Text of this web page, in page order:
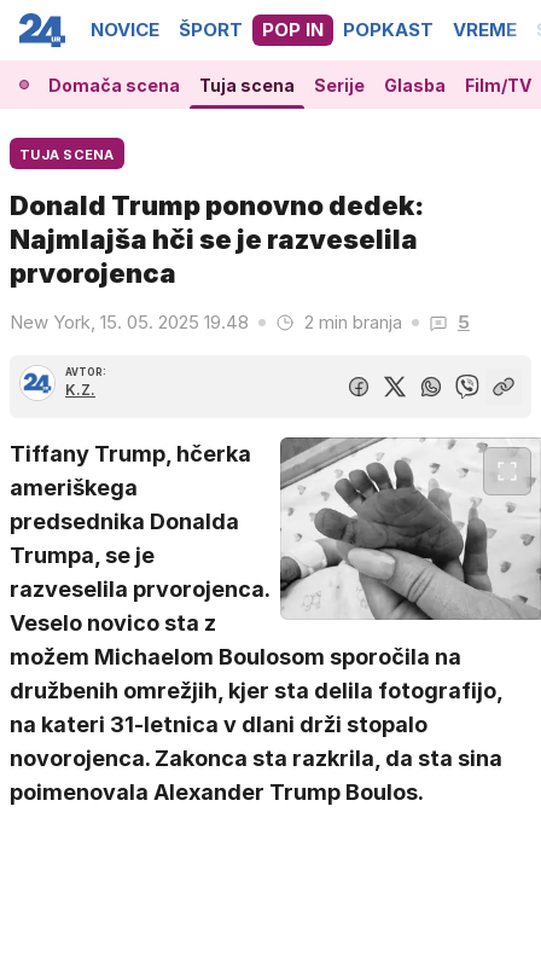
NOVICE ŠPORT POP IN POPKAST VREME
Domača scena Tuja scena Serije Glasba Film/TV
TUJA SCENA
Donald Trump ponovno dedek:
Najmlajša hči se je razveselila
prvorojenca
New York, 15. 05. 2025 19.48 2 min branja 5
AVTOR:
K.Z.
Tiffany Trump, hčerka
ameriškega
predsednika Donalda
Trumpa, se je
razveselila prvorojenca.
Veselo novico sta z
možem Michaelom Boulosom sporočila na
družbenih omrežjih, kjer sta delila fotografijo,
na kateri 31-letnica v dlani drži stopalo
novorojenca. Zakonca sta razkrila, da sta sina
poimenovala Alexander Trump Boulos.